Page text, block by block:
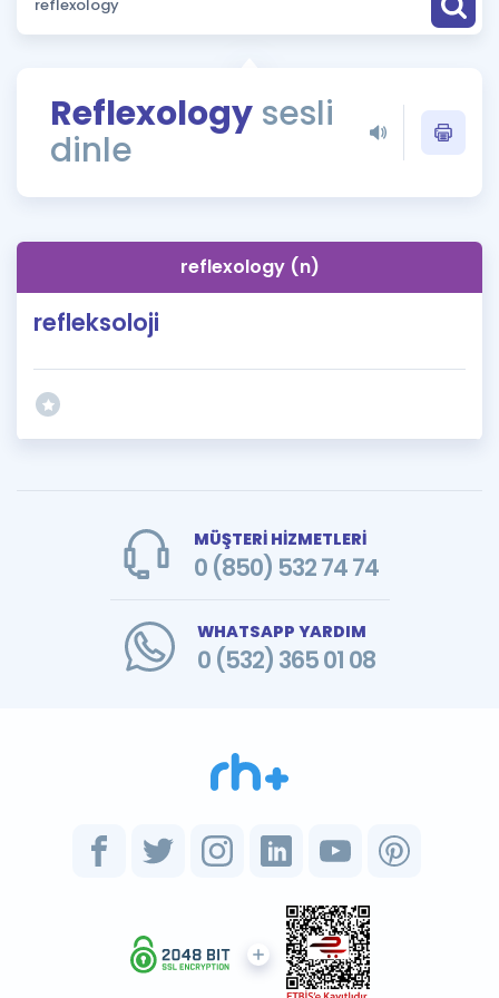
Puan Hesaplama
ÖSYM Sınav Takvimi
Kampanyalar
İngilizce Gramer
Reflexology sesli
dinle
reflexology (n)
refleksoloji
MÜŞTERİ HİZMETLERİ
0 (850) 532 74 74
WHATSAPP YARDIM
0 (532) 365 01 08